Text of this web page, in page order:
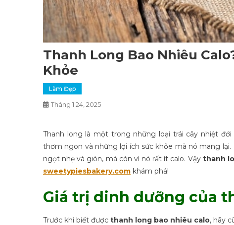
Thanh Long Bao Nhiêu
Khỏe
Làm Đẹp
Tháng 1 24, 2025
Thanh long là một trong những loại trái cây nhiệt
thơm ngon và những lợi ích sức khỏe mà nó mang
ngọt nhẹ và giòn, mà còn vì nó rất ít calo. Vậy thanh
sweetypiesbakery.com khám phá!
Giá trị dinh dưỡng của
Trước khi biết được thanh long bao nhiêu calo, hãy